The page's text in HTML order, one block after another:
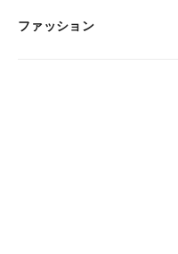
ファッション